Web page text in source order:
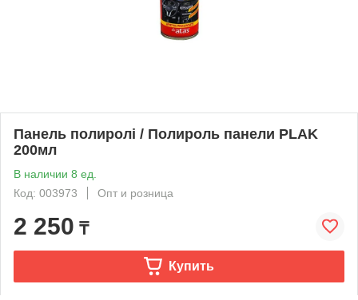
Панель полиролі / Полироль панели PLAK
200мл
В наличии 8 ед.
Код: 003973
Опт и розница
2 250 ₸
Купить